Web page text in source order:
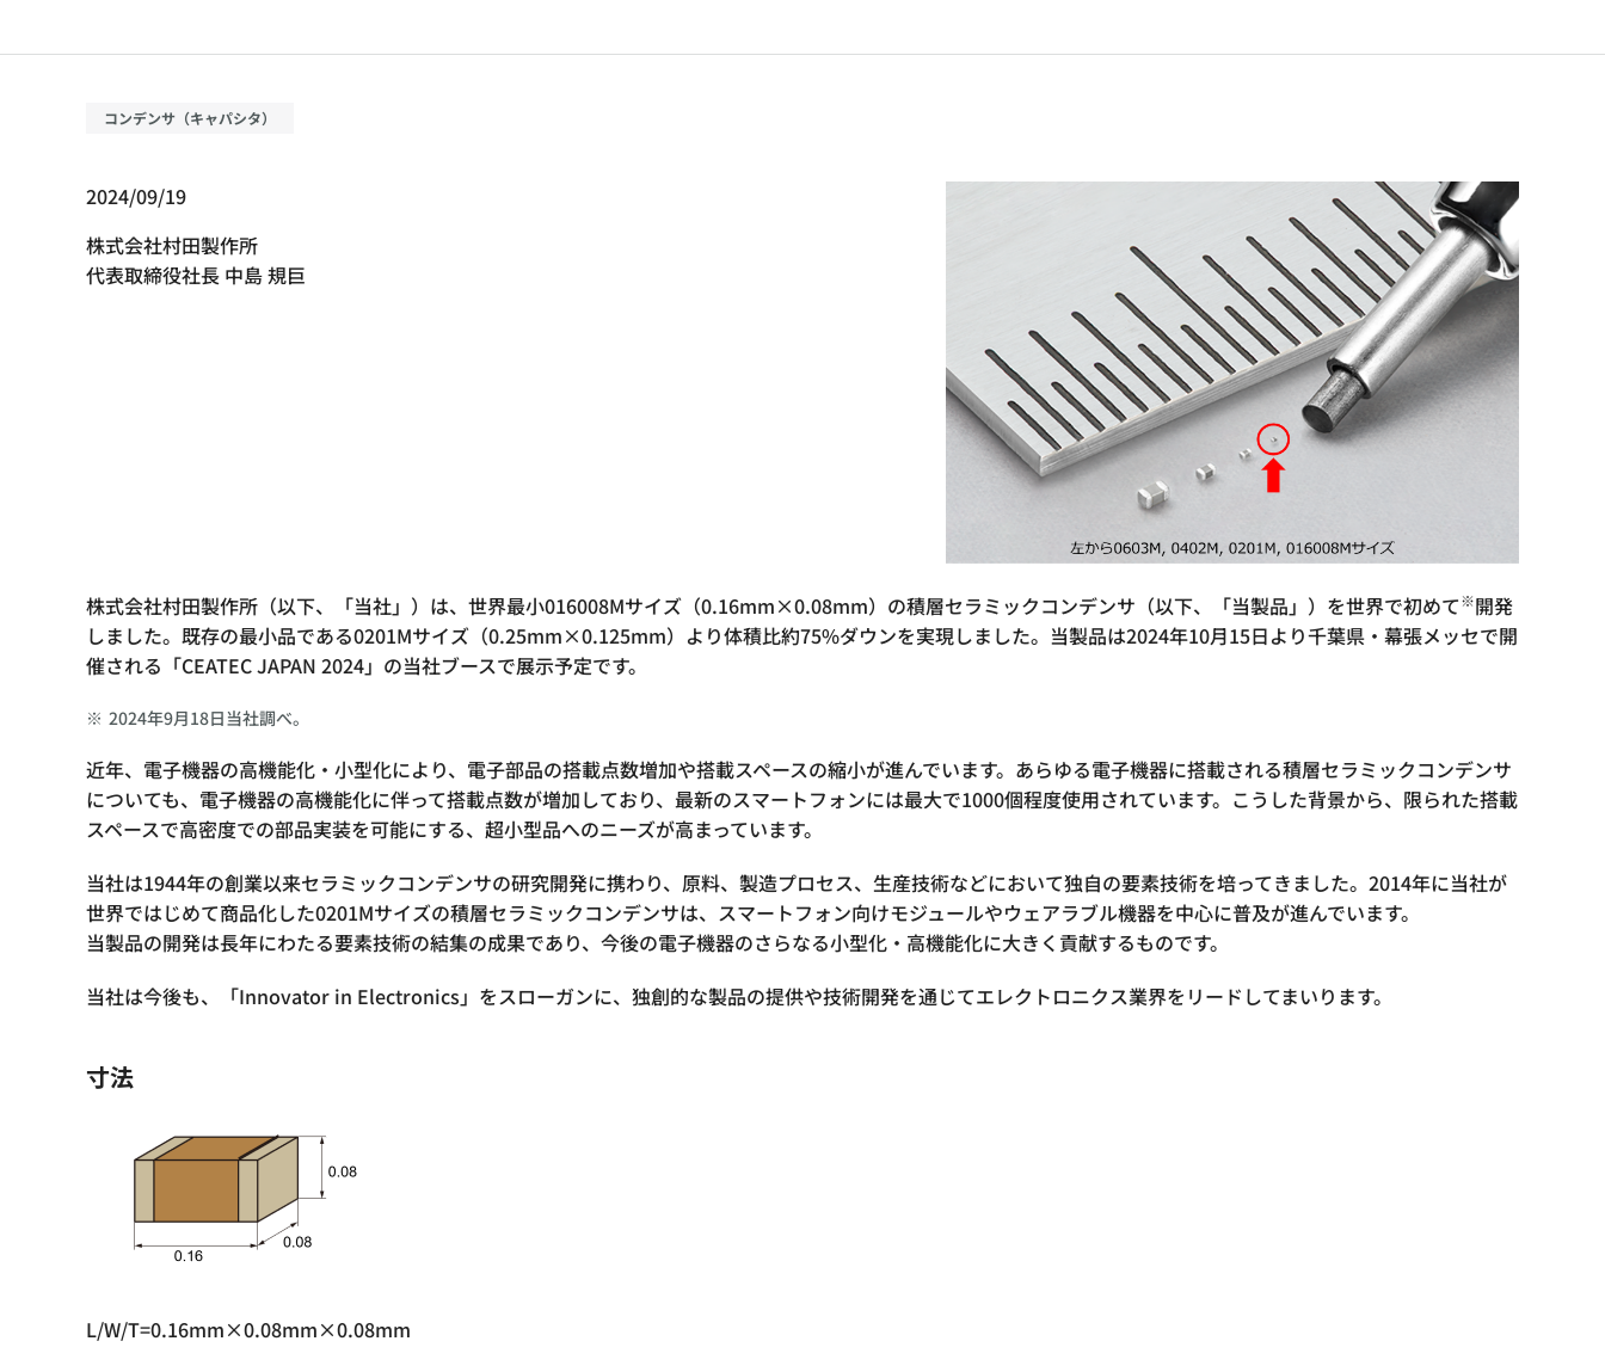
コンデンサ（キャパシタ）
2024/09/19
株式会社村田製作所
代表取締役社長 中島 規巨
株式会社村田製作所（以下、「当社」）は、世界最小016008Mサイズ（0.16mm×0.08mm）の積層セラミックコンデンサ（以下、「当製品」）を世界で初めて※開発
しました。既存の最小品である0201Mサイズ（0.25mm×0.125mm）より体積比約75%ダウンを実現しました。当製品は2024年10月15日より千葉県・幕張メッセで開
催される「CEATEC JAPAN 2024」の当社ブースで展示予定です。
※ 2024年9月18日当社調べ。
近年、電子機器の高機能化・小型化により、電子部品の搭載点数増加や搭載スペースの縮小が進んでいます。あらゆる電子機器に搭載される積層セラミックコンデンサ
についても、電子機器の高機能化に伴って搭載点数が増加しており、最新のスマートフォンには最大で1000個程度使用されています。こうした背景から、限られた搭載
スペースで高密度での部品実装を可能にする、超小型品へのニーズが高まっています。
当社は1944年の創業以来セラミックコンデンサの研究開発に携わり、原料、製造プロセス、生産技術などにおいて独自の要素技術を培ってきました。2014年に当社が
世界ではじめて商品化した0201Mサイズの積層セラミックコンデンサは、スマートフォン向けモジュールやウェアラブル機器を中心に普及が進んでいます。
当製品の開発は長年にわたる要素技術の結集の成果であり、今後の電子機器のさらなる小型化・高機能化に大きく貢献するものです。
当社は今後も、「Innovator in Electronics」をスローガンに、独創的な製品の提供や技術開発を通じてエレクトロニクス業界をリードしてまいります。
寸法
L/W/T=0.16mm×0.08mm×0.08mm